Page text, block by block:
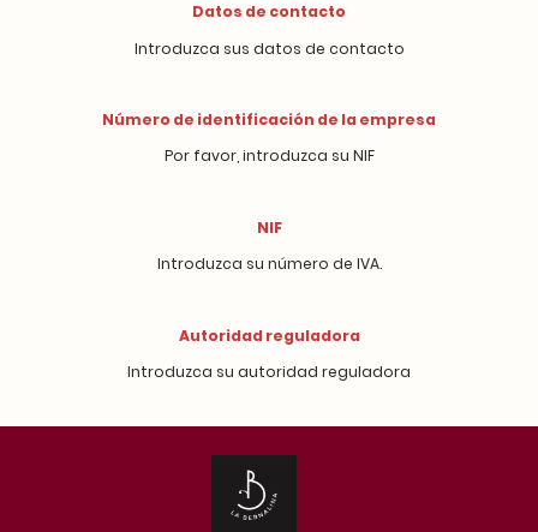
Datos de contacto
Introduzca sus datos de contacto
Número de identificación de la empresa
Por favor, introduzca su NIF
NIF
Introduzca su número de IVA.
Autoridad reguladora
Introduzca su autoridad reguladora